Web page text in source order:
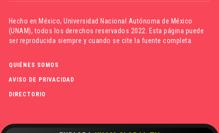
Hecho en México,Universidad Nacional Autónoma de México
(UNAM), todos los derechos reservados 2022. Esta página puede
ser reproducida siempre y cuando se cite la fuente completa.
QUIÉNES SOMOS
AVISO DE PRIVACIDAD
DIRECTORIO